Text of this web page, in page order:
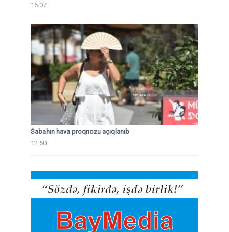
16:07
Sabahın hava proqnozu açıqlanıb
12:50